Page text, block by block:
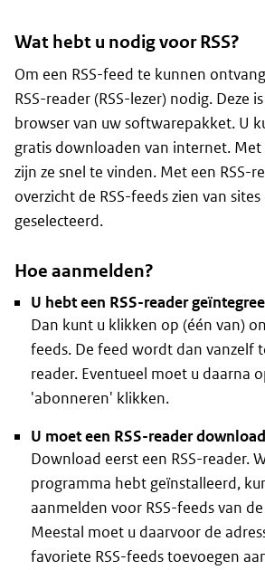
Wat hebt u nodig voor RSS?
Om een RSS-feed te kunnen
RSS-reader (RSS-lezer) nodig. Deze
browser van uw softwarepakket. U
gratis downloaden van internet. Met
zijn ze snel te vinden. Met een RSS-
overzicht de RSS-feeds zien van
geselecteerd.
Hoe aanmelden?
U hebt een RSS-reader
Dan kunt u klikken op (één van)
feeds. De feed wordt dan vanzelf
reader. Eventueel moet u daarna
'abonneren' klikken.
U moet een RSS-reader
Download eerst een RSS-reader.
programma hebt geïnstalleerd,
aanmelden voor RSS-feeds van
Meestal moet u daarvoor de
favoriete RSS-feeds toevoegen